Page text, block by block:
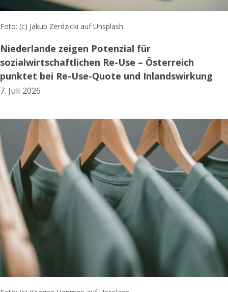
Foto: (c) Jakub Zerdzicki auf Unsplash
Niederlande zeigen Potenzial für
sozialwirtschaftlichen Re-Use – Österreich
punktet bei Re-Use-Quote und Inlandswirkung
7. Juli 2026